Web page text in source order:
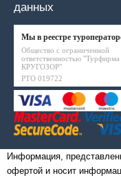
данных
Мы в реестре
Общество с ограниченной
ответственностью "Турфирма
КРУГОЗОР"
РТО 019722
Информация,
офертой и носит